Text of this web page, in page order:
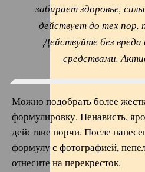
забирает здоровье,
действует до тех
Действуйте без
средствами.
Можно подобрать более
формулировку. Ненависть,
действие порчи. После
формулу с фотографией,
отнесите на перекресток.